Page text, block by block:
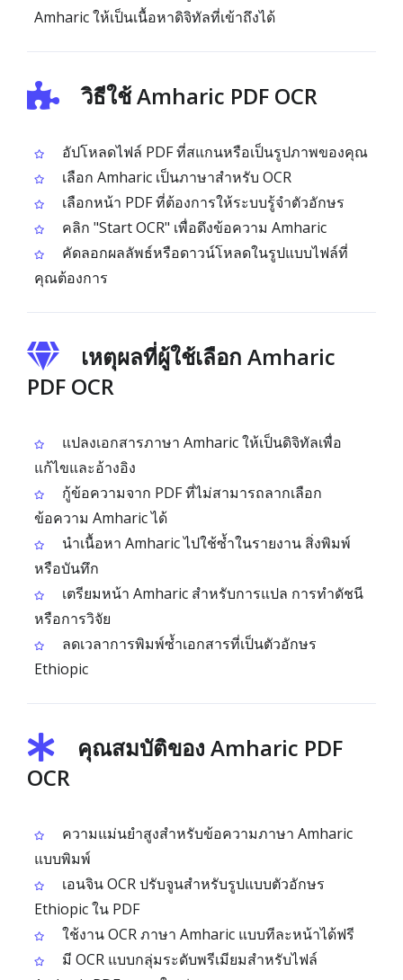
Amharic ให้เป็นเนื้อหาดิจิทัลที่เข้าถึงได้
วิธีใช้ Amharic PDF OCR
อัปโหลดไฟล์ PDF ที่สแกนหรือเป็นรูปภาพของคุณ
เลือก Amharic เป็นภาษาสำหรับ OCR
เลือกหน้า PDF ที่ต้องการให้ระบบรู้จำตัวอักษร
คลิก "Start OCR" เพื่อดึงข้อความ Amharic
คัดลอกผลลัพธ์หรือดาวน์โหลดในรูปแบบไฟล์ที่
คุณต้องการ
เหตุผลที่ผู้ใช้เลือก Amharic
PDF OCR
แปลงเอกสารภาษา Amharic ให้เป็นดิจิทัลเพื่อ
แก้ไขและอ้างอิง
กู้ข้อความจาก PDF ที่ไม่สามารถลากเลือก
ข้อความ Amharic ได้
นำเนื้อหา Amharic ไปใช้ซ้ำในรายงาน สิ่งพิมพ์
หรือบันทึก
เตรียมหน้า Amharic สำหรับการแปล การทำดัชนี
หรือการวิจัย
ลดเวลาการพิมพ์ซ้ำเอกสารที่เป็นตัวอักษร
Ethiopic
คุณสมบัติของ Amharic PDF
OCR
ความแม่นยำสูงสำหรับข้อความภาษา Amharic
แบบพิมพ์
เอนจิน OCR ปรับจูนสำหรับรูปแบบตัวอักษร
Ethiopic ใน PDF
ใช้งาน OCR ภาษา Amharic แบบทีละหน้าได้ฟรี
มี OCR แบบกลุ่มระดับพรีเมียมสำหรับไฟล์